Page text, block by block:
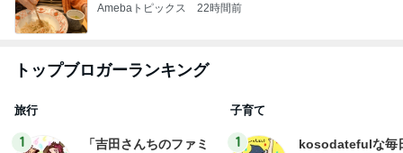
Amebaトピックス 22時間前
トップブロガーランキング
旅行
1
「吉田さんちのファミ
子育て
1
kosodatefulな毎